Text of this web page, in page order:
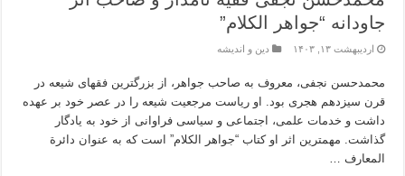
جاودانه “جواهر الکلام”
اردیبهشت ۱۳, ۱۴۰۳ دین و اندیشه
محمدحسن نجفی، معروف به صاحب جواهر، از بزرگترین فقهای شیعه در
قرن سیزدهم هجری بود. او ریاست مرجعیت شیعه را در عصر خود بر عهده
داشت و خدمات علمی، اجتماعی و سیاسی فراوانی از خود به یادگار
گذاشت. مهمترین اثر او کتاب “جواهر الکلام” است که به عنوان دائرة
المعارف …